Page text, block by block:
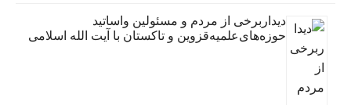
دیداربرخی از مردم و مسئولین واساتید
حوزه‌های‌علمیه‌قزوین و تاکستان با آیت الله اسلامی